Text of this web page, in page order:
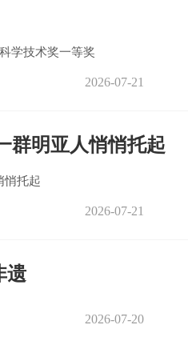
学技术奖一等奖
2026-07-21
群明亚人悄悄托起
悄托起
2026-07-21
遗
2026-07-20